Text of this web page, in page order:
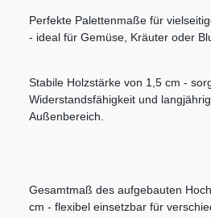
Perfekte Palettenmaße für
- ideal für Gemüse, Kräuter oder
Stabile Holzstärke von 1,5 cm -
Widerstandsfähigkeit und
Außenbereich.
Gesamtmaß des aufgebauten
cm - flexibel einsetzbar für